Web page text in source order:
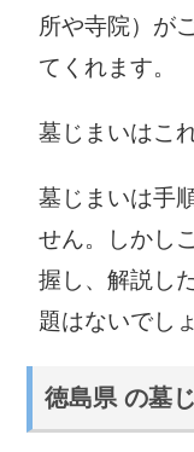
所や寺院）が
てくれます。
墓じまいはこ
墓じまいは手
せん。しかし
握し、解説し
題はないでし
徳島県 の墓